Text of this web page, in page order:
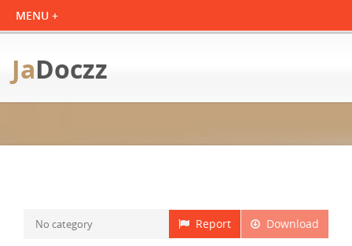
JaDoczz
Download
Report
No category